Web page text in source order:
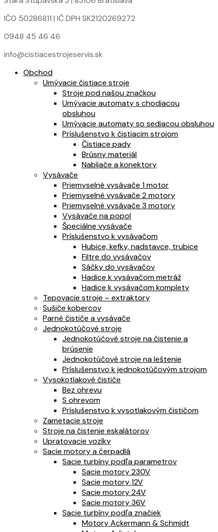
IČO 50286811 | IČ DPH SK2120269272
0948 45 46 46
info@cistiacestrojeservis.sk
Obchod
Umývacie čistiace stroje
Stroje pod našou značkou
Umývacie automaty s chodiacou
obsluhou
Umývacie automaty so sediacou obsluhou
Príslušenstvo k čistiacim strojom
Čistiace pady
Brúsny materiál
Nabíjače a konektory
Vysávače
Priemyselné vysávače 1 motor
Priemyselné vysávače 2 motory
Priemyselné vysávače 3 motory
Vysávače na popol
Špeciálne vysávače
Príslušenstvo k vysávačom
Hubice, kefky, nadstavce, trubice
Filtre do vysávačov
Sáčky do vysávačov
Hadice k vysávačom metráž
Hadice k vysávačom komplety
Tepovacie stroje – extraktory
Sušiče kobercov
Parné čističe a vysávače
Jednokotúčové stroje
Jednokotúčové stroje na čistenie a
brúsenie
Jednokotúčové stroje na leštenie
Príslušenstvo k jednokotúčovým strojom
Vysokotlakové čističe
Bez ohrevu
S ohrevom
Príslušenstvo k vysotlakovým čističom
Zametacie stroje
Stroje na čistenie eskalátorov
Upratovacie vozíky
Sacie motory a čerpadlá
Sacie turbíny podľa parametrov
Sacie motory 230V
Sacie motory 12V
Sacie motory 24V
Sacie motory 36V
Sacie turbíny podľa značiek
Motory Ackermann & Schmidt